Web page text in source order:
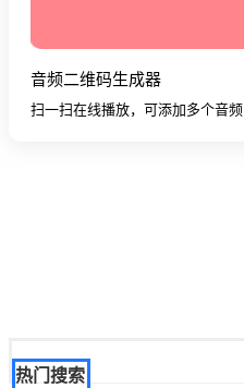
音频二维码生成器
扫一扫在线播放，可添加多个音频
热门搜索